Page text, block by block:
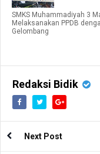
SMKS Muhammadiyah 3
Melaksanakan PPDB
Gelombang
Redaksi Bidik
Next Post